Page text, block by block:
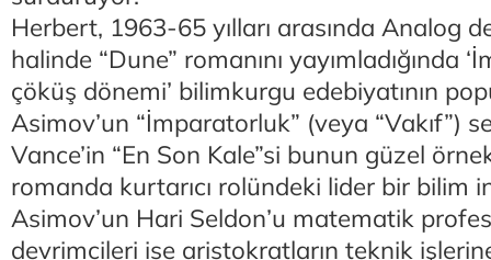
Herbert, 1963-65 yılları arasında Analog
halinde “Dune” romanını yayımladığında
çöküş dönemi’ bilimkurgu edebiyatının
Asimov’un “İmparatorluk” (veya “Vakıf”)
Vance’in “En Son Kale”si bunun güzel
romanda kurtarıcı rolündeki lider bir bilim
Asimov’un Hari Seldon’u matematik
devrimcileri ise aristokratların teknik